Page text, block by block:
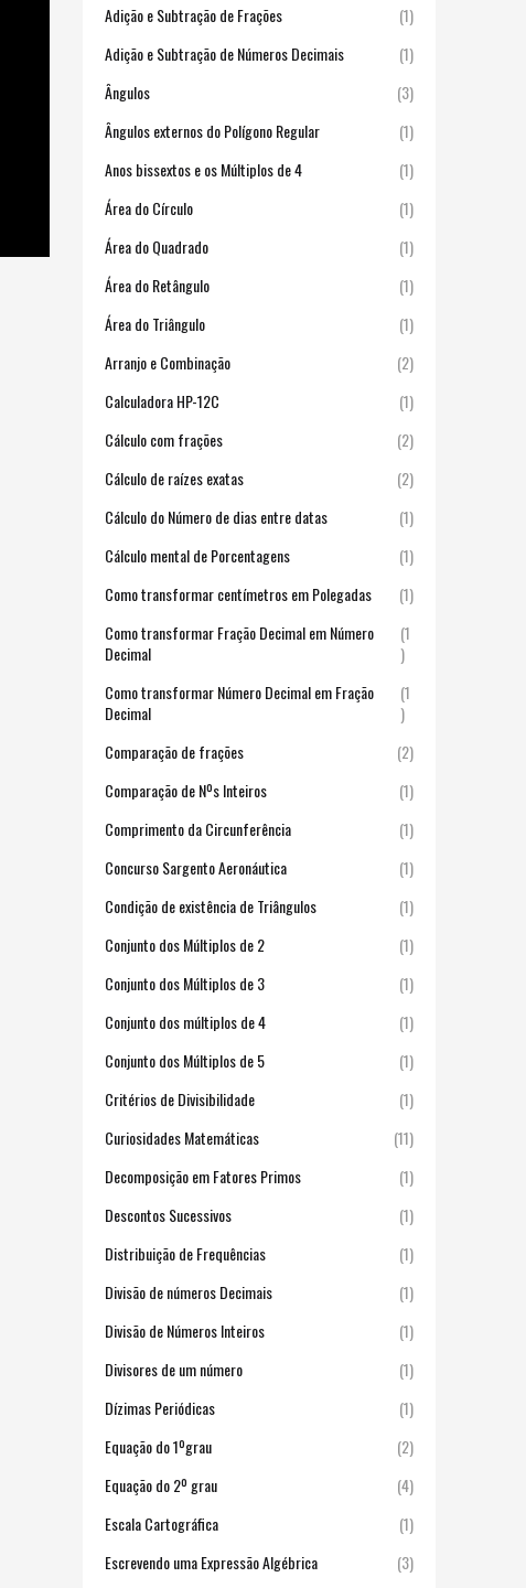
Adição e Subtração de Frações
(1)
Adição e Subtração de Números Decimais
(1)
Ângulos
(3)
Ângulos externos do Polígono Regular
(1)
Anos bissextos e os Múltiplos de 4
(1)
Área do Círculo
(1)
Área do Quadrado
(1)
Área do Retângulo
(1)
Área do Triângulo
(1)
Arranjo e Combinação
(2)
Calculadora HP-12C
(1)
Cálculo com frações
(2)
Cálculo de raízes exatas
(2)
Cálculo do Número de dias entre datas
(1)
Cálculo mental de Porcentagens
(1)
Como transformar centímetros em Polegadas
(1)
Como transformar Fração Decimal em Número
Decimal
(1
)
Como transformar Número Decimal em Fração
Decimal
(1
)
Comparação de frações
(2)
Comparação de Nºs Inteiros
(1)
Comprimento da Circunferência
(1)
Concurso Sargento Aeronáutica
(1)
Condição de existência de Triângulos
(1)
Conjunto dos Múltiplos de 2
(1)
Conjunto dos Múltiplos de 3
(1)
Conjunto dos múltiplos de 4
(1)
Conjunto dos Múltiplos de 5
(1)
Critérios de Divisibilidade
(1)
Curiosidades Matemáticas
(11)
Decomposição em Fatores Primos
(1)
Descontos Sucessivos
(1)
Distribuição de Frequências
(1)
Divisão de números Decimais
(1)
Divisão de Números Inteiros
(1)
Divisores de um número
(1)
Dízimas Periódicas
(1)
Equação do 1ºgrau
(2)
Equação do 2º grau
(4)
Escala Cartográfica
(1)
Escrevendo uma Expressão Algébrica
(3)